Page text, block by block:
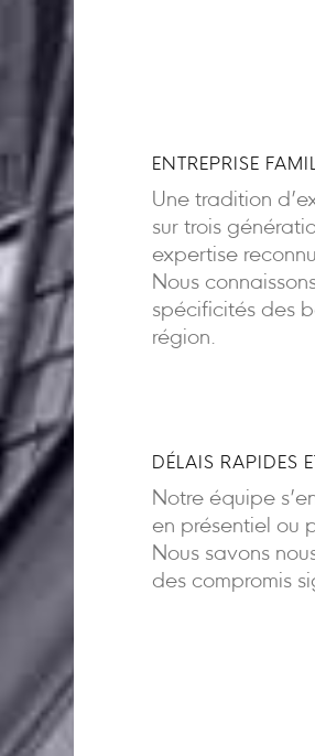
ENTREPRISE
Une tradition
sur trois
expertise
Nous
spécificités des
région.
DÉLAIS RAPIDES
Notre équipe
en présentiel ou
Nous savons
des compromis